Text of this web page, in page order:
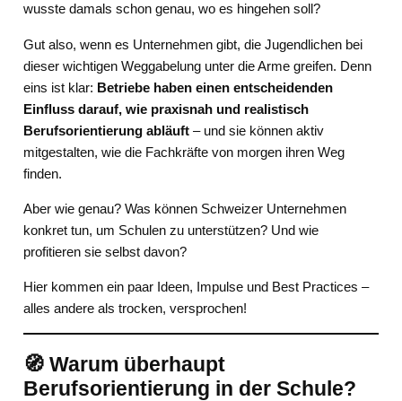
wusste damals schon genau, wo es hingehen soll?
Gut also, wenn es Unternehmen gibt, die Jugendlichen bei
dieser wichtigen Weggabelung unter die Arme greifen. Denn
eins ist klar: Betriebe haben einen entscheidenden
Einfluss darauf, wie praxisnah und realistisch
Berufsorientierung abläuft– und sie können aktiv
mitgestalten, wie die Fachkräfte von morgen ihren Weg
finden.
Aber wie genau? Was können Schweizer Unternehmen
konkret tun, um Schulen zu unterstützen? Und wie
profitieren sie selbst davon?
Hier kommen ein paar Ideen, Impulse und Best Practices –
alles andere als trocken, versprochen!
🧭 Warum überhaupt
Berufsorientierung in der Schule?